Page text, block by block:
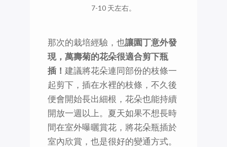
7-10 天左右。
那次的栽培經驗，也讓園丁意外發
現，萬壽菊的花朵很適合剪下瓶
插！ 建議將花朵連同部份的枝條一
起剪下，插在水裡的枝條，不久後
便會開始長出細根，花朵也能持續
開放一週以上。夏天如果不想長時
間在室外曝曬賞花，將花朵瓶插於
室內欣賞，也是很好的變通方式。